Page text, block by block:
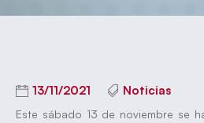
13/11/2021 Noticias
Este sábado 13 de noviembre se